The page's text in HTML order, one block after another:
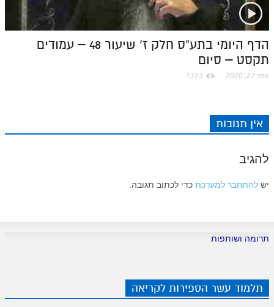
הדף היומי בתע"ס חלק ז' שיעור 48 – עמודים
תקסט – סיום
אפר 27, 2020 1323
אין תגובות
להגיב
יש להתחבר למערכת כדי לכתוב תגובה.
תרומה ושותפות
תלמוד עשר הספירות לקריאה